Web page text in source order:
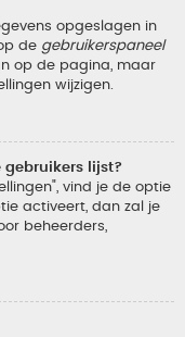
opgeslagen in
de gebruikerspaneel
op de pagina, maar
wijzigen.
gebruikers lijst?
vind je de optie
activeert, dan zal je
beheerders,